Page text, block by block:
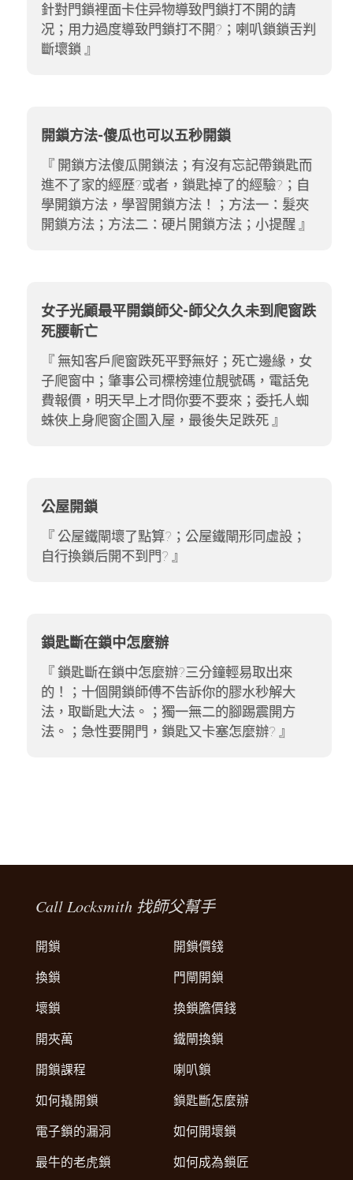
針對門鎖裡面卡住异物導致門鎖打不開的請
况；用力過度導致門鎖打不開?；喇叭鎖鎖舌判
斷壞鎖
開鎖方法-傻瓜也可以五秒開鎖
開鎖方法傻瓜開鎖法；有沒有忘記帶鎖匙而
進不了家的經歷?或者，鎖匙掉了的經驗?；自
學開鎖方法，學習開鎖方法！；方法一：髮夾
開鎖方法；方法二：硬片開鎖方法；小提醒
女子光顧最平開鎖師父-師父久久未到爬窗跌
死腰斬亡
無知客戶爬窗跌死平野無好；死亡邊緣，女
子爬窗中；肇事公司標榜連位靚號碼，電話免
費報價，明天早上才問你要不要來；委托人蜘
蛛俠上身爬窗企圖入屋，最後失足跌死
公屋開鎖
公屋鐵閘壞了點算?；公屋鐵閘形同虛設；
自行換鎖后開不到門?
鎖匙斷在鎖中怎麼辦
鎖匙斷在鎖中怎麼辦?三分鐘輕易取出來
的！；十個開鎖師傅不告訴你的膠水秒解大
法，取斷匙大法。；獨一無二的腳踢震開方
法。；急性要開門，鎖匙又卡塞怎麼辦?
Call Locksmith 找師父幫手
開鎖
換鎖
壞鎖
開夾萬
開鎖課程
如何撬開鎖
電子鎖的漏洞
最牛的老虎鎖
開鎖價錢
門閘開鎖
換鎖膽價錢
鐵閘換鎖
喇叭鎖
鎖匙斷怎麼辦
如何開壞鎖
如何成為鎖匠